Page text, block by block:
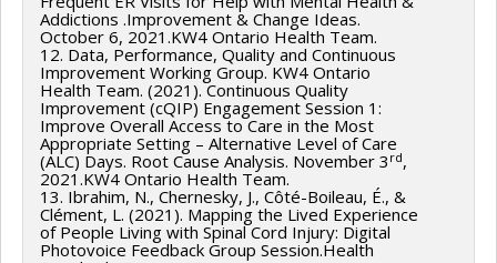
Addictions .Improvement & Change Ideas.
October 6, 2021.KW4 Ontario Health Team.
12. Data, Performance, Quality and Continuous
Improvement Working Group. KW4 Ontario
Health Team. (2021). Continuous Quality
Improvement (cQIP) Engagement Session 1:
Improve Overall Access to Care in the Most
Appropriate Setting – Alternative Level of Care
(ALC) Days. Root Cause Analysis. November 3 rd,
2021.KW4 Ontario Health Team.
13. Ibrahim, N., Chernesky, J., Côté-Boileau, É., &
Clément, L. (2021). Mapping the Lived Experience
of People Living with Spinal Cord Injury: Digital
Photovoice Feedback Group Session.Health